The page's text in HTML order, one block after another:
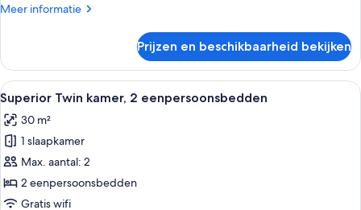
laden
Meer informatie
Meer
kamer,
kingsize
bed
Prijzen en beschikbaarheid bekijken
Alle
foto's
voor
Superior
Twin
kamer,
2
Hotelkamer met twee bedden, een
8
Superior Twin kamer, 2 eenpersoonsbedden
30 m²
1 slaapkamer
Max. aantal: 2
2 eenpersoonsbedden
Gratis wifi